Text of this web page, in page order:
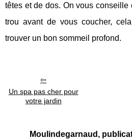
têtes et de dos. On vous conseille
trou avant de vous coucher,
trouver un bon sommeil profond.
Un spa pas cher pour
votre jardin
Moulindegarnaud,